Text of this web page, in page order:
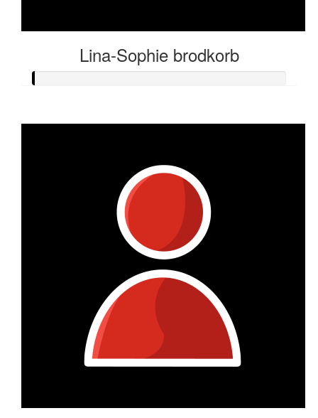
Lina-Sophie brodkorb